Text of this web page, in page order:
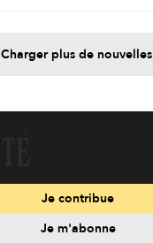
Charger plus de nouvelles
Je contribue
Je m'abonne